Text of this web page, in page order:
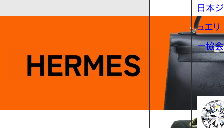
日本ジ
ュエリ
ー協会
ダイ